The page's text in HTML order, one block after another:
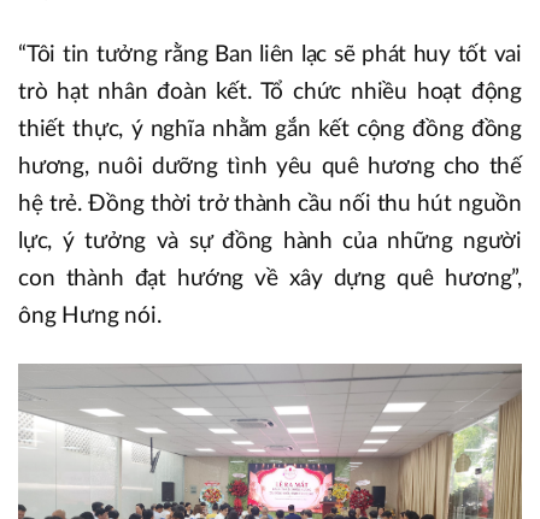
“Tôi tin tưởng rằng Ban liên lạc sẽ phát huy tốt vai
trò hạt nhân đoàn kết. Tổ chức nhiều hoạt động
thiết thực, ý nghĩa nhằm gắn kết cộng đồng đồng
hương, nuôi dưỡng tình yêu quê hương cho thế
hệ trẻ. Đồng thời trở thành cầu nối thu hút nguồn
lực, ý tưởng và sự đồng hành của những người
con thành đạt hướng về xây dựng quê hương”,
ông Hưng nói.